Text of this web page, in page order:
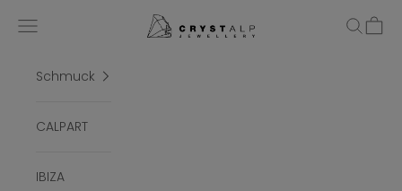
crystalpjewelry
Menü Suchen
Schmuck
CALPART
IBIZA